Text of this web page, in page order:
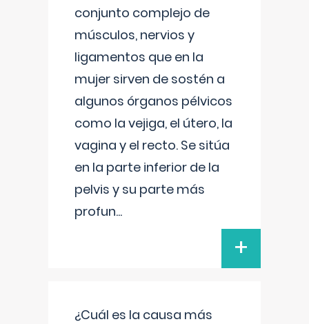
conjunto complejo de
músculos, nervios y
ligamentos que en la
mujer sirven de sostén a
algunos órganos pélvicos
como la vejiga, el útero, la
vagina y el recto. Se sitúa
en la parte inferior de la
pelvis y su parte más
profun...
+
¿Cuál es la causa más